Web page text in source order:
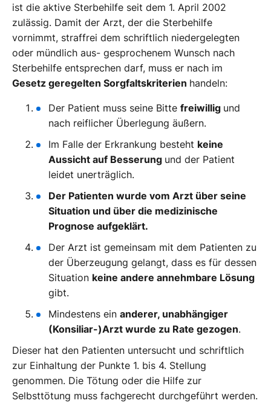
ist die aktive Sterbehilfe seit dem 1. April 2002
zulässig. Damit der Arzt, der die Sterbehilfe
vornimmt, straffrei dem schriftlich niedergelegten
oder mündlich aus- gesprochenem Wunsch nach
Sterbehilfe entsprechen darf, muss er nach im
Gesetz geregelten Sorgfaltskriterien handeln:
Der Patient muss seine Bitte freiwillig und
nach reiflicher Überlegung äußern.
Im Falle der Erkrankung besteht keine
Aussicht auf Besserung und der Patient
leidet unerträglich.
Der Patienten wurde vom Arzt über seine
Situation und über die medizinische
Prognose aufgeklärt.
Der Arzt ist gemeinsam mit dem Patienten zu
der Überzeugung gelangt, dass es für dessen
Situation keine andere annehmbare Lösung
gibt.
Mindestens ein anderer, unabhängiger
(Konsiliar-)Arzt wurde zu Rate gezogen.
Dieser hat den Patienten untersucht und schriftlich
zur Einhaltung der Punkte 1. bis 4. Stellung
genommen. Die Tötung oder die Hilfe zur
Selbsttötung muss fachgerecht durchgeführt werden.